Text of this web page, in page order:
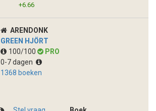
+6.66
ARENDONK
GREEN HJÖRT
100/100
PRO
0-7 dagen
1368 boeken